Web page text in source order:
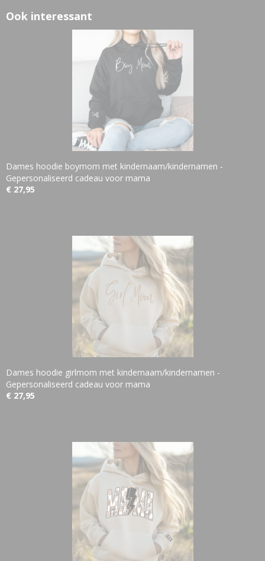
Ook interessant
Dames hoodie boymom met kindernaam/kindernamen -
Gepersonaliseerd cadeau voor mama
€ 27,95
Dames hoodie girlmom met kindernaam/kindernamen -
Gepersonaliseerd cadeau voor mama
€ 27,95